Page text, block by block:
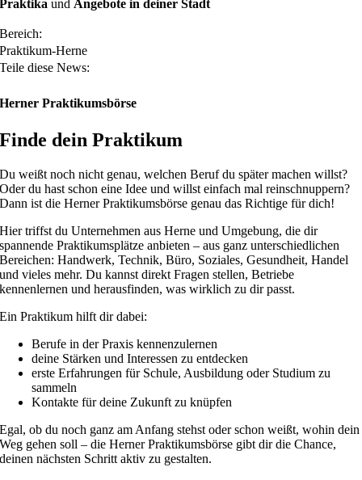
Praktikaund Angebote in deiner Stadt
Bereich:
Praktikum-Herne
Teile diese News:
Herner Praktikumsbörse
Finde dein Praktikum
Du weißt noch nicht genau, welchen Beruf du später machen willst?
Oder du hast schon eine Idee und willst einfach mal reinschnuppern?
Dann ist die Herner Praktikumsbörse genau das Richtige für dich!
Hier triffst du Unternehmen aus Herne und Umgebung, die dir
spannende Praktikumsplätze anbieten – aus ganz unterschiedlichen
Bereichen: Handwerk, Technik, Büro, Soziales, Gesundheit, Handel
und vieles mehr. Du kannst direkt Fragen stellen, Betriebe
kennenlernen und herausfinden, was wirklich zu dir passt.
Ein Praktikum hilft dir dabei:
Berufe in der Praxis kennenzulernen
deine Stärken und Interessen zu entdecken
erste Erfahrungen für Schule, Ausbildung oder Studium zu
sammeln
Kontakte für deine Zukunft zu knüpfen
Egal, ob du noch ganz am Anfang stehst oder schon weißt, wohin dein
Weg gehen soll – die Herner Praktikumsbörse gibt dir die Chance,
deinen nächsten Schritt aktiv zu gestalten.